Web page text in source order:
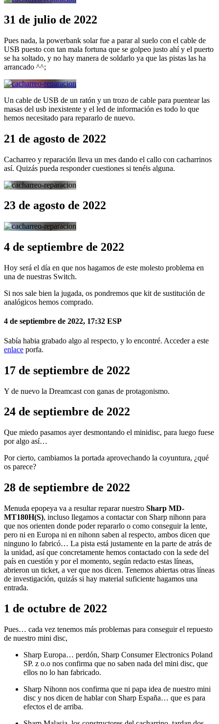
31 de julio de 2022
Pues nada, la powerbank solar fue a parar al suelo con el cable de
USB puesto con tan mala fortuna que se golpeo justo ahí y el puerto
se ha soltado, y no hay manera de soldarlo ya que las pistas las ha
arrancado ^^;
Un cable de USB de un ratón y un trozo de cable para puentear las
masas del usb inexistente y el led de información es todo lo que
hemos necesitado para repararlo de nuevo.
21 de agosto de 2022
Cacharreo y reparación lleva un mes dando el callo con cacharrinos
así. Quizás pueda responder cuestiones si tenéis alguna.
23 de agosto de 2022
4 de septiembre de 2022
Hoy será el día en que nos hagamos de este molesto problema en
una de nuestras Switch.
Si nos sale bien la jugada, os pondremos que kit de sustitución de
analógicos hemos comprado.
4 de septiembre de 2022, 17:32 ESP
Sabía habia grabado algo al respecto, y lo encontré. Acceder a este
enlace porfa.
17 de septiembre de 2022
Y de nuevo la Dreamcast con ganas de protagonismo.
24 de septiembre de 2022
Que miedo pasamos ayer desmontando el minidisc, para luego fuese
por algo así…
Por cierto, cambiamos la portada aprovechando la coyuntura, ¿qué
os parece?
28 de septiembre de 2022
Menuda epopeya va a resultar reparar nuestro Sharp MD-
MT180H(S), incluso llegamos a contactar con Sharp nihonn para
que nos orienten donde poder repararlo o como conseguir la lente,
pero ni en Europa ni en nihonn saben al respecto, ambos dicen que
ninguno lo fabricó… La pista está justamente en la parte de atrás de
la unidad, así que concretamente hemos contactado con la sede del
país en cuestión y por el momento, según redacto estas líneas,
abrieron un ticket, a ver que nos dicen. Tenemos abiertas otras líneas
de investigación, quizás si hay material suficiente hagamos una
entrada.
1 de octubre de 2022
Pues… cada vez tenemos más problemas para conseguir el repuesto
de nuestro mini disc,
Sharp Europa… perdón, Sharp Consumer Electronics Poland
SP. z o.o nos confirma que no saben nada del mini disc, que
ellos no lo han fabricado.
Sharp Nihonn nos confirma que ni papa idea de nuestro mini
disc y nos dicen de hablar con Sharp España… que es para
efectos el de arriba.